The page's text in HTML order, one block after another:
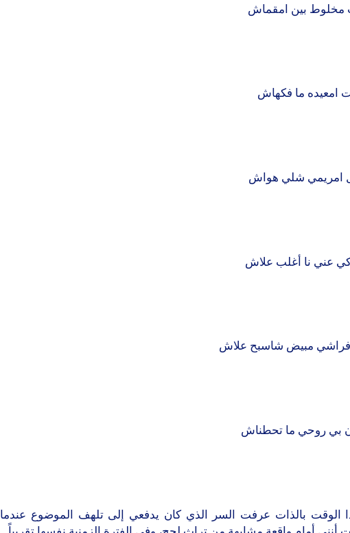
مخلوط بين امقماش
امعيده ما فكهاش
امريمي شلي هواش
عني نا أغلب علاش
مبيض شاسبح علاش
بي روحي ما تحطناش
الوقت بالذات عرفت السر الذي كان يدفعي إلى تلهف الموضوع عندما